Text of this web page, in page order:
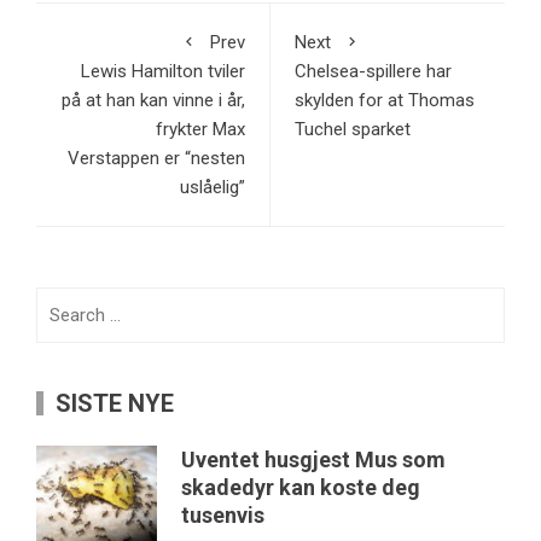
Prev
Lewis Hamilton tviler
på at han kan vinne i år,
frykter Max
Verstappen er “nesten
uslåelig”
Next
Chelsea-spillere har
skylden for at Thomas
Tuchel sparket
SISTE NYE
Uventet husgjest Mus som
skadedyr kan koste deg
tusenvis